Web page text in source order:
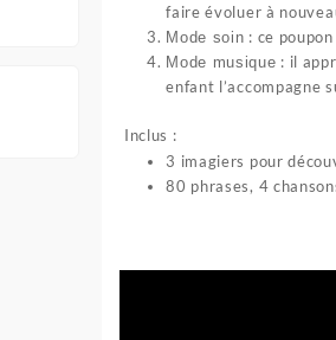
faire évoluer à
Mode soin : ce
Mode musique : il
enfant l’accompagne
Inclus :
3 imagiers pour
80 phrases, 4